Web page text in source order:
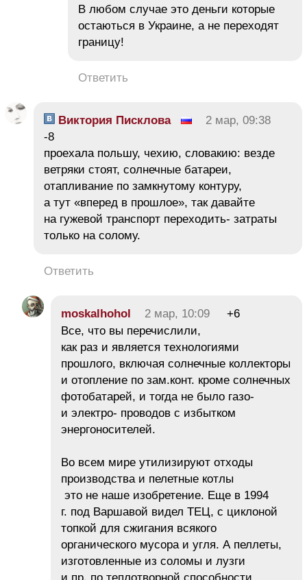
В любом случае это деньги которые
остаються в Украине, а не переходят
границу!
Ответить
Виктория Писклова
2 мар, 09:38
-8
проехала польшу, чехию, словакию: везде
ветряки стоят, солнечные батареи,
отапливание по замкнутому контуру,
а тут «вперед в прошлое», так давайте
на гужевой транспорт переходить- затраты
только на солому.
Ответить
moskalhohol 2 мар, 10:09
+6
Все, что вы перечислили,
как раз и является технологиями
прошлого, включая солнечные коллекторы
и отопление по зам.конт. кроме солнечных
фотобатарей, и тогда не было газо-
и электро- проводов с избытком
энергоносителей.
Во всем мире утилизируют отходы
производства и пелетные котлы
это не наше изобретение. Еще в 1994
г. под Варшавой видел ТЕЦ, с циклоной
топкой для сжигания всякого
органического мусора и угля. А пеллеты,
изготовленные из соломы и лузги